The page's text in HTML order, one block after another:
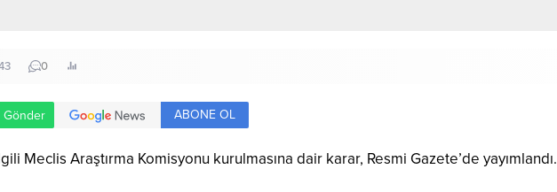
0
Gönder ABONE OL
Meclis Araştırma Komisyonu kurulmasına dair karar, Resmi Gazete’de yayımlandı.